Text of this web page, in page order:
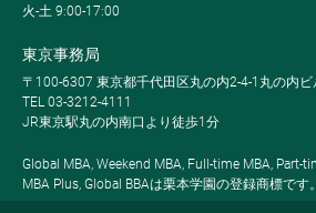
火-土 9:00-17:00
東京事務局
〒100-6307 東京都千代田区丸の内2-4-1丸の内ビ
TEL 03-3212-4111
JR東京駅丸の内南口より徒歩1分
Global MBA, Weekend MBA, Full-time MBA, Part-
MBA Plus, Global BBAは栗本学園の登録商標です。